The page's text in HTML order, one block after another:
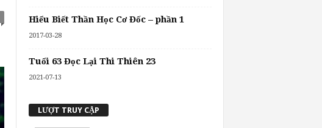
Hiểu Biết Thần Học Cơ Đốc – phần 1
2017-03-28
Tuổi 63 Đọc Lại Thi Thiên 23
2021-07-13
LƯỢT TRUY CẬP